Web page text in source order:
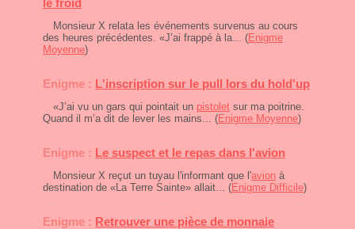
le froid
Monsieur X relata les événements survenus au cours
des heures précédentes. «J’ai frappé à la... (Enigme
Moyenne)
Enigme : L'inscription sur le pull lors du hold'up
«J’ai vu un gars qui pointait un pistolet sur ma poitrine.
Quand il m’a dit de lever les mains... (Enigme Moyenne)
Enigme : Le suspect et le repas dans l'avion
Monsieur X reçut un tuyau l'informant que l'avion à
destination de «La Terre Sainte» allait... (Enigme Difficile)
Enigme : Retrouver une pièce de monnaie